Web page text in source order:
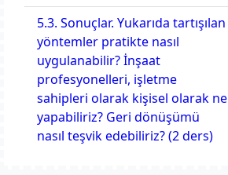
5.3. Sonuçlar. Yukarıda tartışılan
yöntemler pratikte nasıl
uygulanabilir? İnşaat
profesyonelleri, işletme
sahipleri olarak kişisel olarak ne
yapabiliriz? Geri dönüşümü
nasıl teşvik edebiliriz? (2 ders)